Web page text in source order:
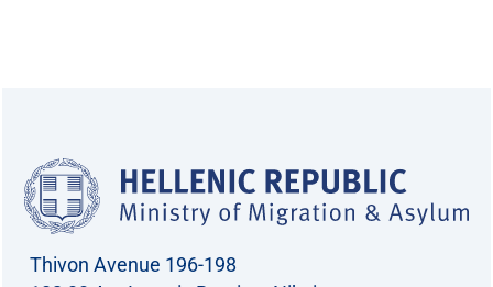
Thivon Avenue 196-198